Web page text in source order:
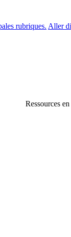
rubriques. Aller
Ressources